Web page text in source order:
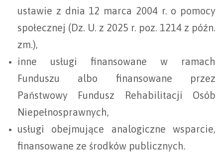
ustawie z dnia 12 marca 2004 r. o pomocy
społecznej (Dz. U. z 2025 r. poz. 1214 z późn.
zm.),
inne usługi finansowane w ramach
Funduszu albo finansowane przez
Państwowy Fundusz Rehabilitacji Osób
Niepełnosprawnych,
usługi obejmujące analogiczne wsparcie,
finansowane ze środków publicznych.